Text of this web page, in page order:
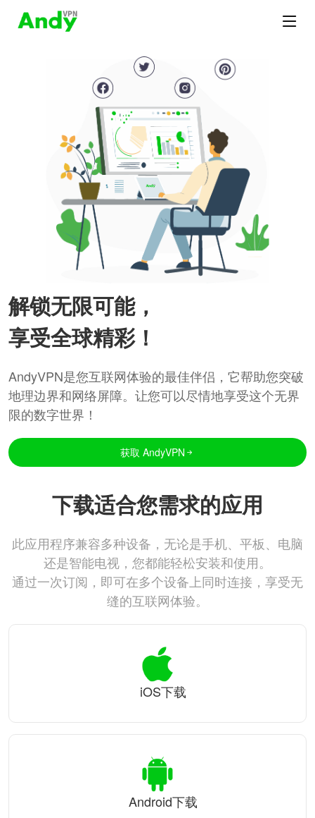
解锁无限可能，
享受全球精彩！
AndyVPN是您互联网体验的最佳伴侣，它帮助您突破
地理边界和网络屏障。让您可以尽情地享受这个无界
限的数字世界！
获取 AndyVPN
下载适合您需求的应用
此应用程序兼容多种设备，无论是手机、平板、电脑
还是智能电视，您都能轻松安装和使用。
通过一次订阅，即可在多个设备上同时连接，享受无
缝的互联网体验。
iOS下载
Android下载